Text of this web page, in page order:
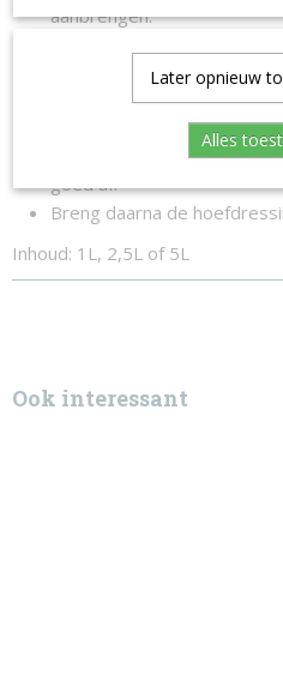
aanbrengen.
Bij droog weer: 4 tot 5
Intensiever gebruik voor erg
Spoel de hoeven
goed af.
Breng daarna de
Inhoud: 1L, 2,5L of 5L
Ook interessant
Later opnieuw
Alles